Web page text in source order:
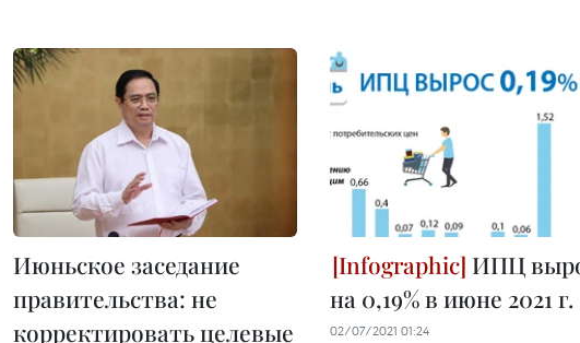
Июньское заседание
правительства: не
корректировать целевые
ИПЦ
на 0,19% в июне 2021 г.
02/07/2021 01:24